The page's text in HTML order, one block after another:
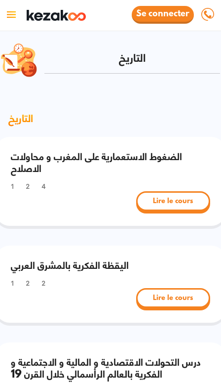
Se connecter
التاريخ
التاريخ
الضغوط الاستعمارية على المغرب و محاولات
الاصلاح
1 2 4
Lire le cours
اليقظة الفكرية بالمشرق العربي
1 2 2
Lire le cours
درس التحولات الاقتصادية و المالية و الاجتماعية و
الفكرية بالعالم الرأسمالي خلال القرن 19